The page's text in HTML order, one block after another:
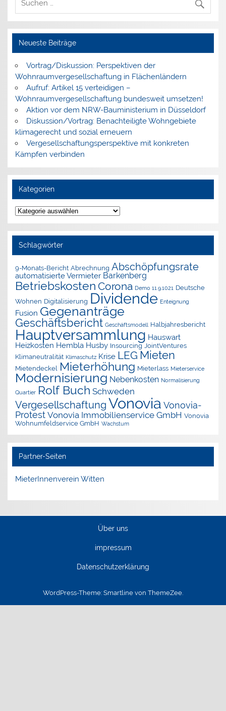
Neueste Beiträge
Vortrag/Diskussion: Perspektiven der
Wohnraumvergesellschaftung in Flächenländern
Aufruf: Artikel 15 verteidigen –
Wohnraumvergesellschaftung bundesweit umsetzen!
Aktion vor dem NRW-Bauministerium in Düsseldorf
Diskussion/Vortrag: Benachteiligte Wohngebiete
klimagerecht und sozial erneuern
Vergesellschaftungsperspektive mit konkreten
Kämpfen verbinden
Kategorien
Kategorien
Schlagwörter
9-Monats-Bericht Abrechnung Abschöpfungsrate
automatisierte Vermieter Barkenberg
Betriebskosten Corona Demo 11.9.1021 Deutsche
Wohnen Digitalisierung Dividende Enteignung
Fusion Gegenanträge
Geschäftsbericht Geschäftsmodell Halbjahresbericht
Hauptversammlung Hauswart
Heizkosten Hembla Husby Insourcing JointVentures
Klimaneutralität Klimaschutz Krise LEG Mieten
Mietendeckel Mieterhöhung Mieterlass Mieterservice
Modernisierung Nebenkosten Normalisierung
Quartier Rolf Buch Schweden
Vergesellschaftung Vonovia Vonovia-
Protest Vonovia Immobilienservice GmbH Vonovia
Wohnumfeldservice GmbH Wachstum
Partner-Seiten
MieterInnenverein Witten
Über uns
impressum
Datenschutzerklärung
WordPress-Theme: Smartline von ThemeZee.